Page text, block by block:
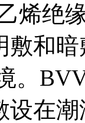
烯绝
敷和
。
设在潮